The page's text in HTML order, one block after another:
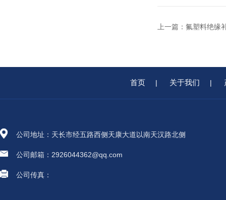
上一篇： 氟塑料绝缘
首页 | 关于我们 |
公司地址：天长市经五路西侧天康大道以南天汉路北侧
公司邮箱：2926044362@qq.com
公司传真：